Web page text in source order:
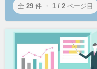
全 29 件 ・ 1 / 2 ページ目